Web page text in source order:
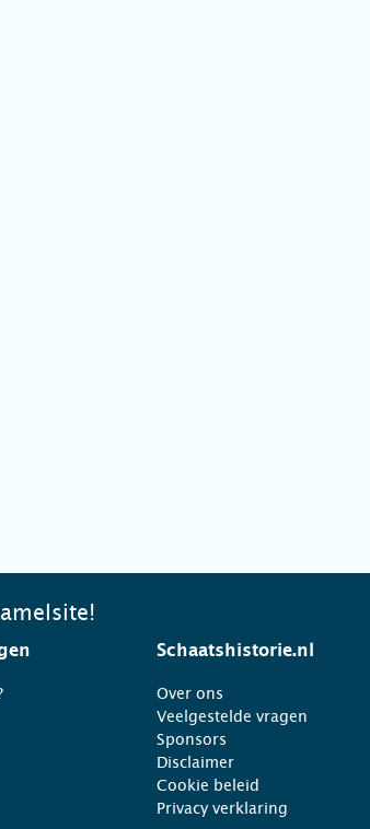
Schaatshistorie.nl
Over ons
Veelgestelde vragen
Sponsors
Disclaimer
Cookie beleid
Privacy verklaring